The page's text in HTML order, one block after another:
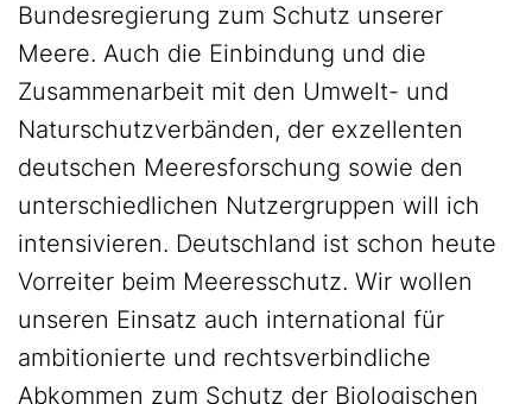
Bundesregierung zum Schutz unserer
Meere. Auch die Einbindung und die
Zusammenarbeit mit den Umwelt- und
Naturschutzverbänden, der exzellenten
deutschen Meeresforschung sowie den
unterschiedlichen Nutzergruppen will ich
intensivieren. Deutschland ist schon heute
Vorreiter beim Meeresschutz. Wir wollen
unseren Einsatz auch international für
ambitionierte und rechtsverbindliche
Abkommen zum Schutz der Biologischen